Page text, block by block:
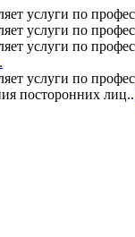
услуги по
услуги по
услуги по
услуги по
посторонних лиц..